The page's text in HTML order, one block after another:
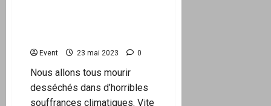
Event 23 mai 2023 0
Nous allons tous mourir
desséchés dans d’horribles
souffrances climatiques. Vite